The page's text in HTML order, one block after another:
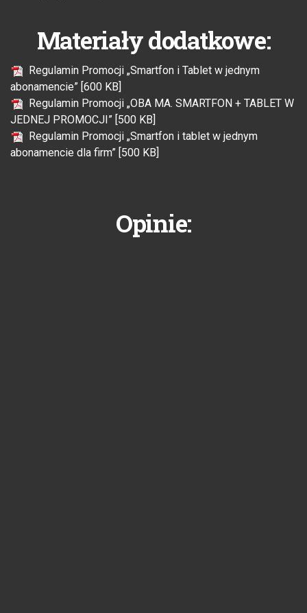
Materiały dodatkowe:
Regulamin Promocji „Smartfon i Tablet w jednym
abonamencie” [600 KB]
Regulamin Promocji „OBA MA. SMARTFON + TABLET W
JEDNEJ PROMOCJI” [500 KB]
Regulamin Promocji „Smartfon i tablet w jednym
abonamencie dla firm” [500 KB]
Opinie: